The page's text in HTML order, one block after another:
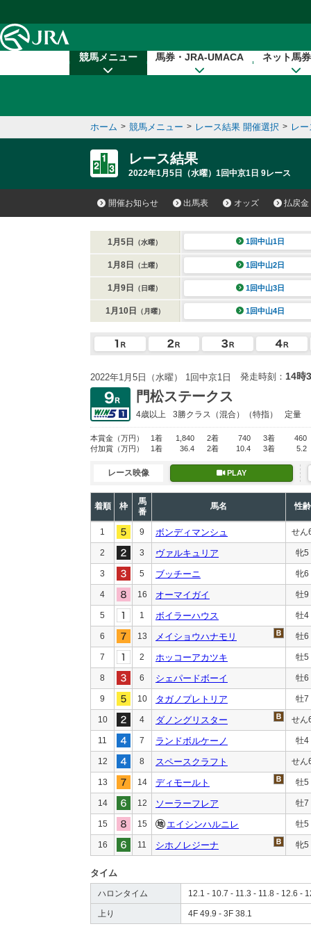
競馬メニュー 馬券・JRA-UMACA ネット馬
ホーム > 競馬メニュー > レース結果 開催選択 > レ
レース結果
2022年1月5日（水曜）1回中京1日 9レース
開催お知らせ 出馬表 オッズ 払戻金
1月5日 （水曜） 1回中山1日
1月8日 （土曜） 1回中山2日
1月9日 （日曜） 1回中山3日
1月10日 （月曜） 1回中山4日
2022年1月5日（水曜） 1回中京1日 発走時刻： 14時
門松ステークス
4歳以上 3勝クラス （混合）（特指） 定量
本賞金 （万円） 1着 1,840 2着 740 3着
460
付加賞 （万円） 1着 36.4 2着 10.4 3着 5.2
レース映像 PLAY
着順 枠
馬
番
馬名 性齢
1 9 ボンディマンシュ せん
2 3 ヴァルキュリア 牝5
3 5 ブッチーニ 牝6
4 16 オーマイガイ 牡9
5 1 ボイラーハウス 牡4
6 13 メイショウハナモリ 牡6
7 2 ホッコーアカツキ 牡5
8 6 シェパードボーイ 牡6
9 10 タガノプレトリア 牡7
10 4 ダノングリスター せん
11 7 ランドボルケーノ 牡4
12 8 スペースクラフト せん
13 14 ディモールト 牡5
14 12 ソーラーフレア 牡7
15 15 エイシンハルニレ 牡5
16 11 シホノレジーナ 牝5
タイム
ハロンタイム 12.1 - 10.7 - 11.3 - 11.8 - 12.6 -
上り 4F 49.9 - 3F 38.1